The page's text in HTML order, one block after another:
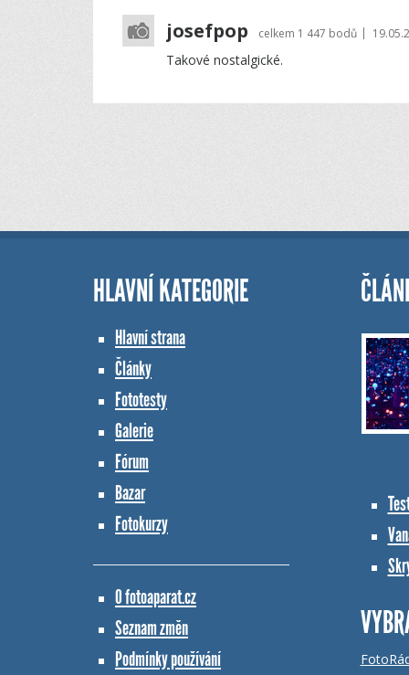
josefpop celkem 1 447 bodů |
Takové nostalgické.
HLAVNÍ KATEGORIE
Hlavní strana
Články
Fototesty
Galerie
Fórum
Bazar
Fotokurzy
O fotoaparat.cz
Seznam změn
Podmínky používání